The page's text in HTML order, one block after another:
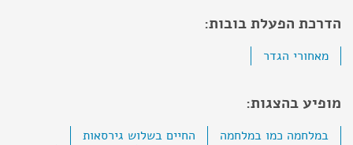
הדרכת הפעלת בובות:
מאחורי הגדר
מופיע בהצגות:
במלחמה כמו במלחמה
החיים בשלוש גירסאות